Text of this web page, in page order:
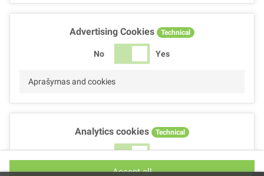
Advertising Cookies Technical
No Yes
Aprašymas and cookies
Analytics cookies Technical
No Yes
Accept all